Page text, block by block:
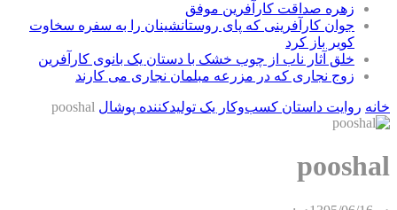
زهره صداقت کارآفرین موفق
جوان کارآفرینی که پای روستانشینان را به سفره سخاوت
کویر باز کرد
خلق آثار ناب از چوب خشک با دستان یک بانوی کارآفرین
زوج نجاری که در مزرعه مبلمان نجاری می کارند
خانه روایت داستان کسب‌وکار یک تولیدکننده پوشال pooshal
pooshal